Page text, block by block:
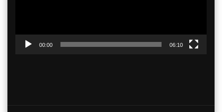
00:00 06:10